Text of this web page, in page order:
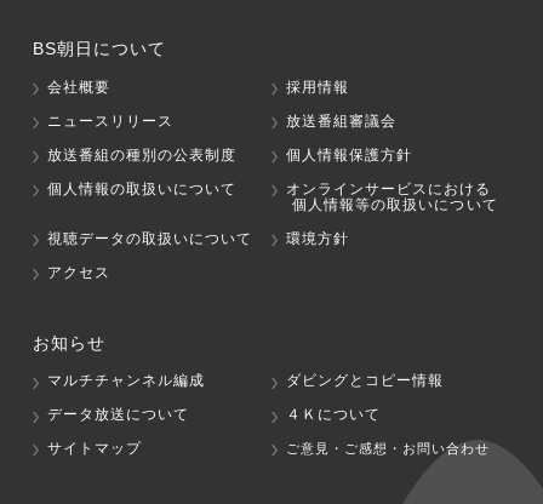
BS朝日について
会社概要
採用情報
ニュースリリース
放送番組審議会
放送番組の種別の公表制度
個人情報保護方針
個人情報の取扱いについて
オンラインサービスにおける
個人情報等の取扱いについて
視聴データの取扱いについて
環境方針
アクセス
お知らせ
マルチチャンネル編成
ダビングとコピー情報
データ放送について
４Ｋについて
サイトマップ
ご意見・ご感想・お問い合わせ